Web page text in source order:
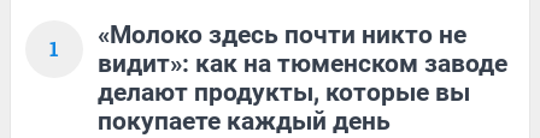
1
«Молоко здесь почти никто не
видит»: как на тюменском заводе
делают продукты, которые вы
покупаете каждый день